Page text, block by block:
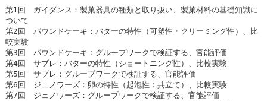
第1回 ガイダンス：製菓器具の種類と取り扱い、製菓材料の基礎知識に
ついて
第2回 パウンドケーキ：バターの特性（可塑性・クリーミング性）、比
較実験
第3回 パウンドケーキ：グループワークで検証する、官能評価
第4回 サブレ：バターの特性（ショートニング性）、比較実験
第5回 サブレ：グループワークで検証する、官能評価
第6回 ジェノワーズ：卵の特性（起泡性：共立て）、比較実験
第7回 ジェノワーズ：グループワークで検証する、官能評価